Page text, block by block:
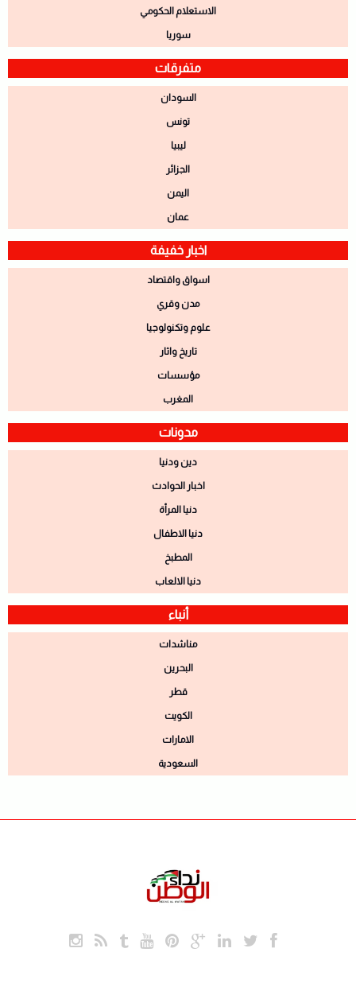
الاستعلام الحكومي
سوريا
متفرقات
السودان
تونس
ليبيا
الجزائر
اليمن
عمان
اخبار خفيفة
اسواق واقتصاد
مدن وقري
علوم وتكنولوجيا
تاريخ واثار
مؤسسات
المغرب
مدونات
دين ودنيا
اخبار الحوادث
دنيا المرأة
دنيا الاطفال
المطبخ
دنيا الالعاب
أنباء
مناشدات
البحرين
قطر
الكويت
الامارات
السعودية